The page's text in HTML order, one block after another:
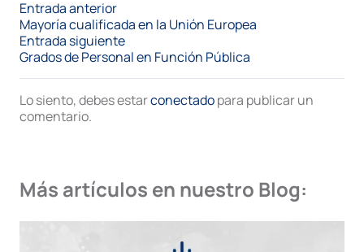
Entrada anterior
Mayoría cualificada en la Unión Europea
Entrada siguiente
Grados de Personal en Función Pública
Lo siento, debes estarconectadopara publicar un
comentario.
Más artículos en nuestro Blog: